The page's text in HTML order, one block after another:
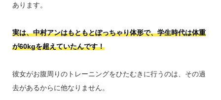
あります。
実は、中村アンはもともとぽっちゃり体形で、学生時代は体重
が60kgを超えていたんです！
彼女がお腹周りのトレーニングをひたむきに行うのは、その過
去があるからに他なりません。